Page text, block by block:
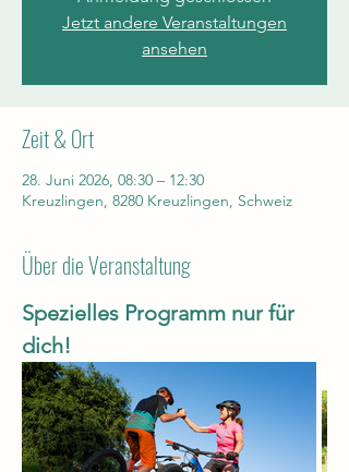
Jetzt andere Veranstaltungen
ansehen
Zeit & Ort
28. Juni 2026, 08:30 – 12:30
Kreuzlingen, 8280 Kreuzlingen, Schweiz
Über die Veranstaltung
Spezielles Programm nur für
dich!